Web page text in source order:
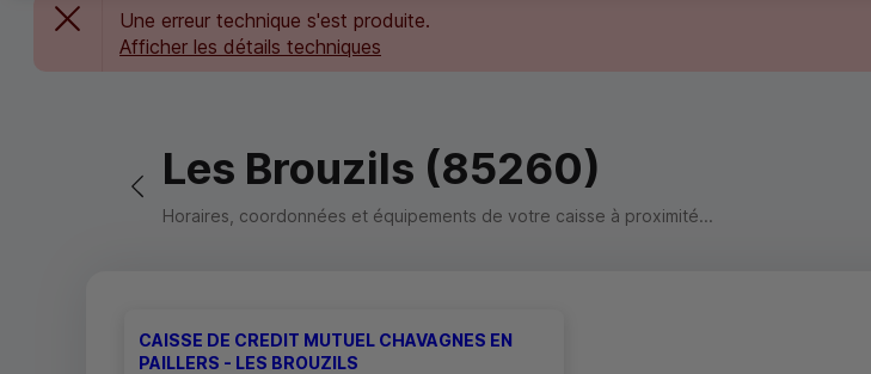
Une erreur technique s'est produite.
Afficher les détails techniques
Retour vers la page précédente
Les Brouzils (85260)
Horaires, coordonnées et équipements de votre caisse à proximité...
CAISSE DE CREDIT MUTUEL CHAVAGNES EN
PAILLERS - LES BROUZILS